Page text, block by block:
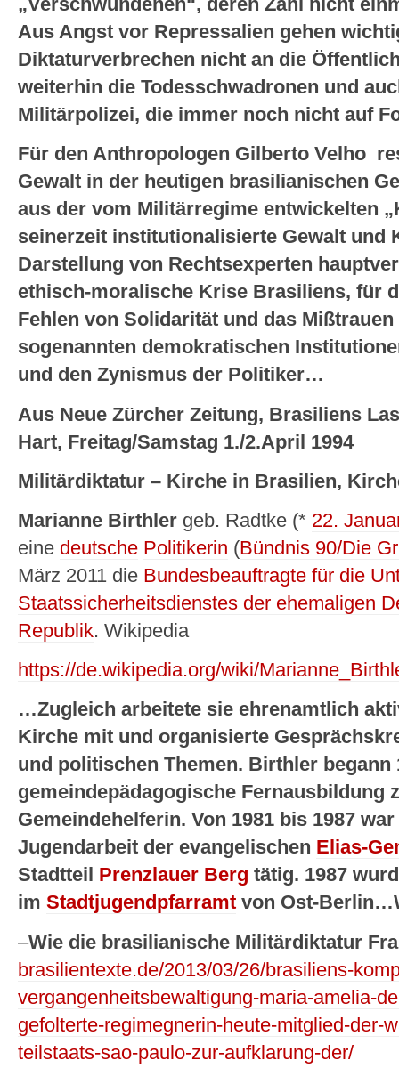
„Verschwundenen“, deren Zahl nicht
Aus Angst vor Repressalien gehen
Diktaturverbrechen nicht an die
weiterhin die Todesschwadronen und
Militärpolizei, die immer noch nicht auf
Für den Anthropologen Gilberto Velho
Gewalt in der heutigen brasilianischen
aus der vom Militärregime entwickelten
seinerzeit institutionalisierte Gewalt und
Darstellung von Rechtsexperten
ethisch-moralische Krise Brasiliens, für
Fehlen von Solidarität und das
sogenannten demokratischen
und den Zynismus der Politiker…
Aus Neue Zürcher Zeitung, Brasiliens
Hart, Freitag/Samstag 1./2.April 1994
Militärdiktatur – Kirche in Brasilien,
Marianne Birthler geb. Radtke (* 22.
eine deutsche Politikerin (Bündnis 90/Die
März 2011 die Bundesbeauftragte für die
Staatssicherheitsdienstes der ehemaligen
Republik. Wikipedia
https://de.wikipedia.org/wiki/
…Zugleich arbeitete sie ehrenamtlich
Kirche mit und organisierte
und politischen Themen. Birthler begann
gemeindepädagogische Fernausbildung
Gemeindehelferin. Von 1981 bis 1987
Jugendarbeit der evangelischen Elias-
Stadtteil Prenzlauer Berg tätig. 1987
im Stadtjugendpfarramt von Ost-
–Wie die brasilianische Militärdiktatur
brasilientexte.de/2013/03/26/brasiliens-
vergangenheitsbewaltigung-maria-amelia-
gefolterte-regimegnerin-heute-mitglied-der-
teilstaats-sao-paulo-zur-aufklarung-der/